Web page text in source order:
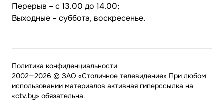
Перерыв – с 13.00 до 14.00;
Выходные – суббота, воскресенье.
2002—2026 © ЗАО «Столичное телевидение» При любом
использовании материалов активная гиперссылка на
«ctv.by» обязательна.
Политика конфиденциальности